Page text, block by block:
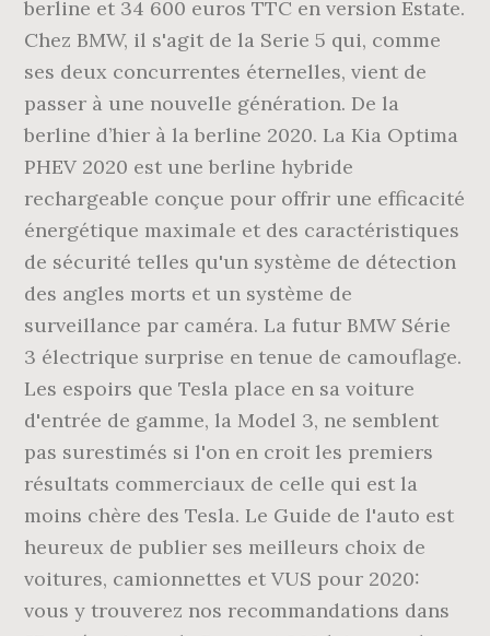
berline et 34 600 euros TTC en version Estate.
Chez BMW, il s'agit de la Serie 5 qui, comme
ses deux concurrentes éternelles, vient de
passer à une nouvelle génération. De la
berline d’hier à la berline 2020. La Kia Optima
PHEV 2020 est une berline hybride
rechargeable conçue pour offrir une efficacité
énergétique maximale et des caractéristiques
de sécurité telles qu'un système de détection
des angles morts et un système de
surveillance par caméra. La futur BMW Série
3 électrique surprise en tenue de camouflage.
Les espoirs que Tesla place en sa voiture
d'entrée de gamme, la Model 3, ne semblent
pas surestimés si l'on en croit les premiers
résultats commerciaux de celle qui est la
moins chère des Tesla. Le Guide de l'auto est
heureux de publier ses meilleurs choix de
voitures, camionnettes et VUS pour 2020:
vous y trouverez nos recommandations dans